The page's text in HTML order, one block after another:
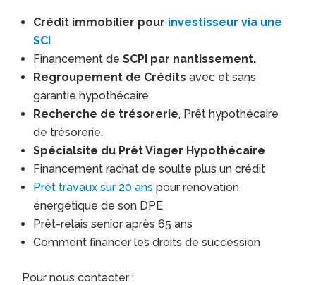
Crédit immobilier pour investisseur via une
SCI
Financement deSCPI par nantissement.
Regroupement de Créditsavec et sans
garantie hypothécaire
Recherche de trésorerie, Prêt hypothécaire
de trésorerie.
Spécialsite du Prêt Viager Hypothécaire
Financement rachat de soulte plus un crédit
Prêt travaux sur 20 ans pour rénovation
énergétique de son DPE
Prêt-relais senior après 65 ans
Comment financer les droits de succession
Pour nous contacter :